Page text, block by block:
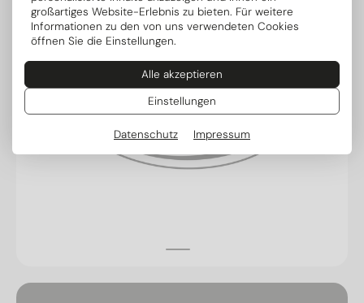
großartiges Website-Erlebnis zu bieten. Für weitere
Informationen zu den von uns verwendeten Cookies
öffnen Sie die Einstellungen.
Alle akzeptieren
Einstellungen
Datenschutz Impressum